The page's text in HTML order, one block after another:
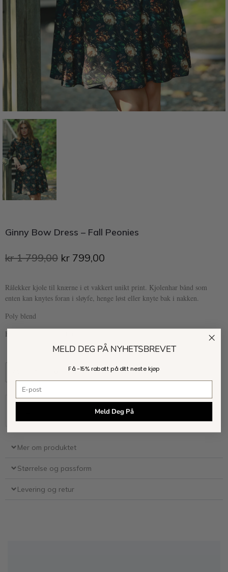
Ginny Bow Dress – Fall Peonies
kr1 799,00 kr 799,00
Rålekker kjole til knærne i et vakkert unikt print. Kjolenhar bånd som
enten kan knytes foran i sløyfe, henge løst eller knyte bak i nakken.
Poly blend
Hedda er 178 cm og bruker str. S.
L XL
Kjøp
Mer om produktet
Størrelse og passform
Levering og retur
MELD DEG PÅ NYHETSBREVET
Få -15% rabattpå ditt neste kjøp
Meld Deg På